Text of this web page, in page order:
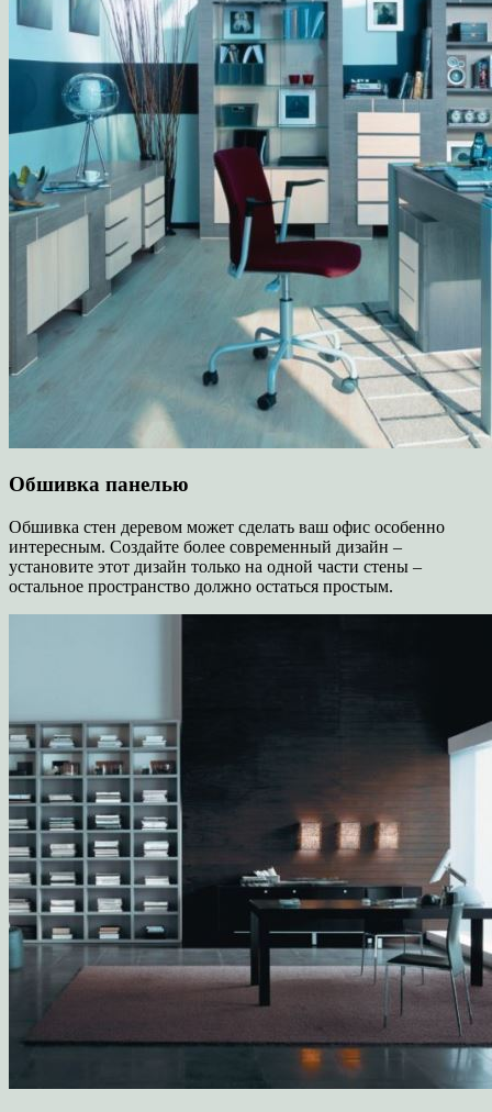
Обшивка панелью
Обшивка стен деревом может сделать ваш офис особенно
интересным. Создайте более современный дизайн –
установите этот дизайн только на одной части стены –
остальное пространство должно остаться простым.